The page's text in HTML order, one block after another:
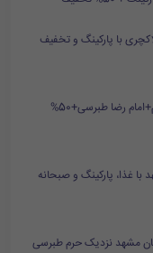
با پارکینگ و تخفیف
لیست بهترین هتل های سه ستاره مشهد+نزدیک حرم+امام رضا طبرسی+50%
غذا، پارکینگ و صبحانه
مشهد نزدیک حرم طبرسی